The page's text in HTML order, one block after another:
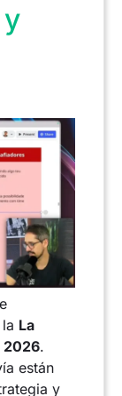
La
2026.
están
y